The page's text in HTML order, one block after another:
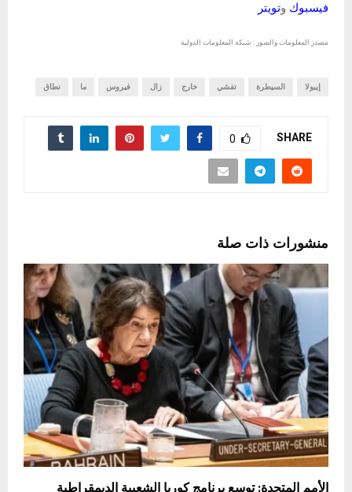
فيسبوك وتويتر
مصدر المعلومات والصور : شبكة المعلومات الدولية
إيبولا السيطرة تفشي خارج زال فيروس ما نطاق
SHARE
0
منشورات ذات صلة